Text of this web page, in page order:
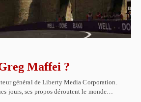
Maffei ?
général de Liberty Media Corporation.
jours, ses propos déroutent le monde…